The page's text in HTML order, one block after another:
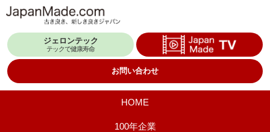
テ
ジェロンテック
テックで健康寿命
お問い合わせ
HOME
100年企業